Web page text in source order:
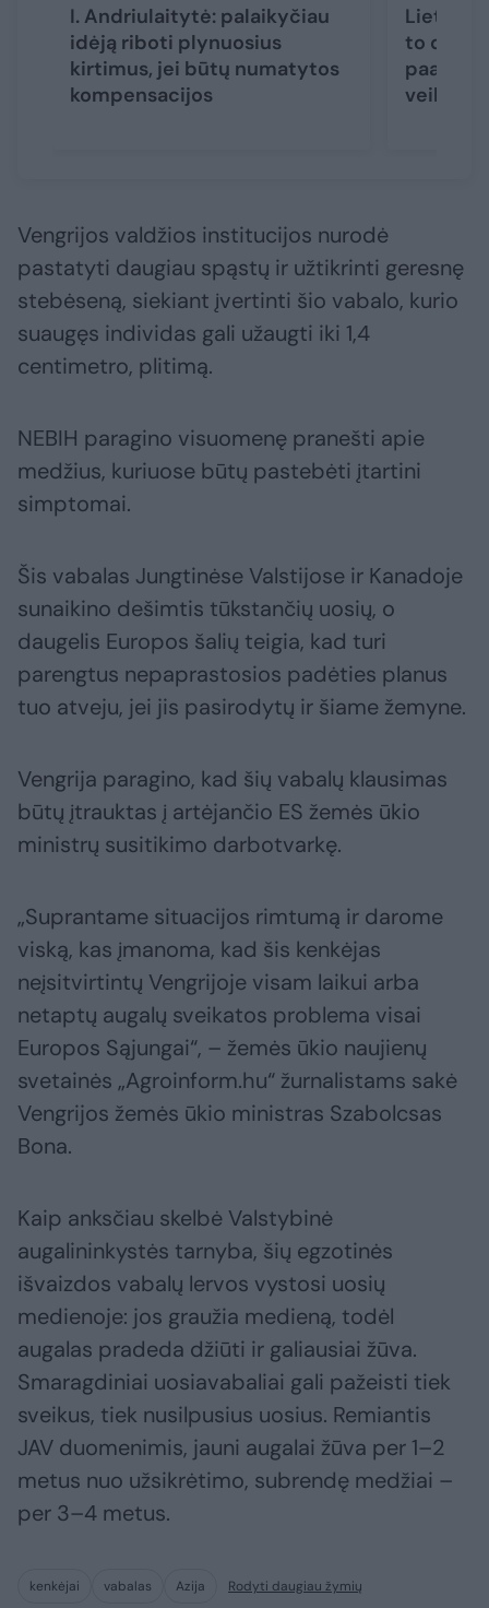
I. Andriulaitytė: palaikyčiau
idėją riboti plynuosius
kirtimus, jei būtų numatytos
kompensacijos
to dar
Vengrijos valdžios institucijos nurodė
pastatyti daugiau spąstų ir užtikrinti geresnę
stebėseną, siekiant įvertinti šio vabalo, kurio
suaugęs individas gali užaugti iki 1,4
centimetro, plitimą.
NEBIH paragino visuomenę pranešti apie
medžius, kuriuose būtų pastebėti įtartini
simptomai.
Šis vabalas Jungtinėse Valstijose ir Kanadoje
sunaikino dešimtis tūkstančių uosių, o
daugelis Europos šalių teigia, kad turi
parengtus nepaprastosios padėties planus
tuo atveju, jei jis pasirodytų ir šiame žemyne.
Vengrija paragino, kad šių vabalų klausimas
būtų įtrauktas į artėjančio ES žemės ūkio
ministrų susitikimo darbotvarkę.
„Suprantame situacijos rimtumą ir darome
viską, kas įmanoma, kad šis kenkėjas
neįsitvirtintų Vengrijoje visam laikui arba
netaptų augalų sveikatos problema visai
Europos Sąjungai“, – žemės ūkio naujienų
svetainės „Agroinform.hu“ žurnalistams sakė
Vengrijos žemės ūkio ministras Szabolcsas
Bona.
Kaip anksčiau skelbė Valstybinė
augalininkystės tarnyba, šių egzotinės
išvaizdos vabalų lervos vystosi uosių
medienoje: jos graužia medieną, todėl
augalas pradeda džiūti ir galiausiai žūva.
Smaragdiniai uosiavabaliai gali pažeisti tiek
sveikus, tiek nusilpusius uosius. Remiantis
JAV duomenimis, jauni augalai žūva per 1–2
metus nuo užsikrėtimo, subrendę medžiai –
per 3–4 metus.
kenkėjai vabalas Azija Rodyti daugiau žymių